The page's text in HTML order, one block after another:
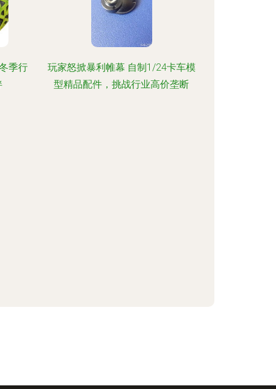
季行
玩家怒掀暴利帷幕 自制1/24卡车模
型精品配件，挑战行业高价垄断